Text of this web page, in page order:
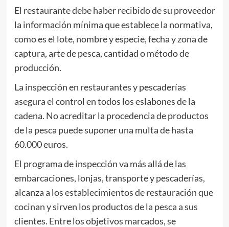
El restaurante debe haber recibido de su proveedor
la información mínima que establece la normativa,
como es el lote, nombre y especie, fecha y zona de
captura, arte de pesca, cantidad o método de
producción.
La inspección en restaurantes y pescaderías
asegura el control en todos los eslabones de la
cadena. No acreditar la procedencia de productos
de la pesca puede suponer una multa de hasta
60.000 euros.
El programa de inspección va más allá de las
embarcaciones, lonjas, transporte y pescaderías,
alcanza a los establecimientos de restauración que
cocinan y sirven los productos de la pesca a sus
clientes. Entre los objetivos marcados, se